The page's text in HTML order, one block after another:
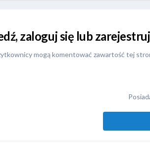
zaloguj się lub
mogą komentować zawartość tej